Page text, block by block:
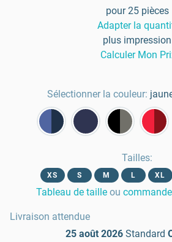
pour 25 pièces
Adapter la
plus impression
Calculer Mon
Sélectionner la couleur:
Tailles:
XS S M L XL
Tableau de taille ou
Livraison attendue
25 août 2026 Standard